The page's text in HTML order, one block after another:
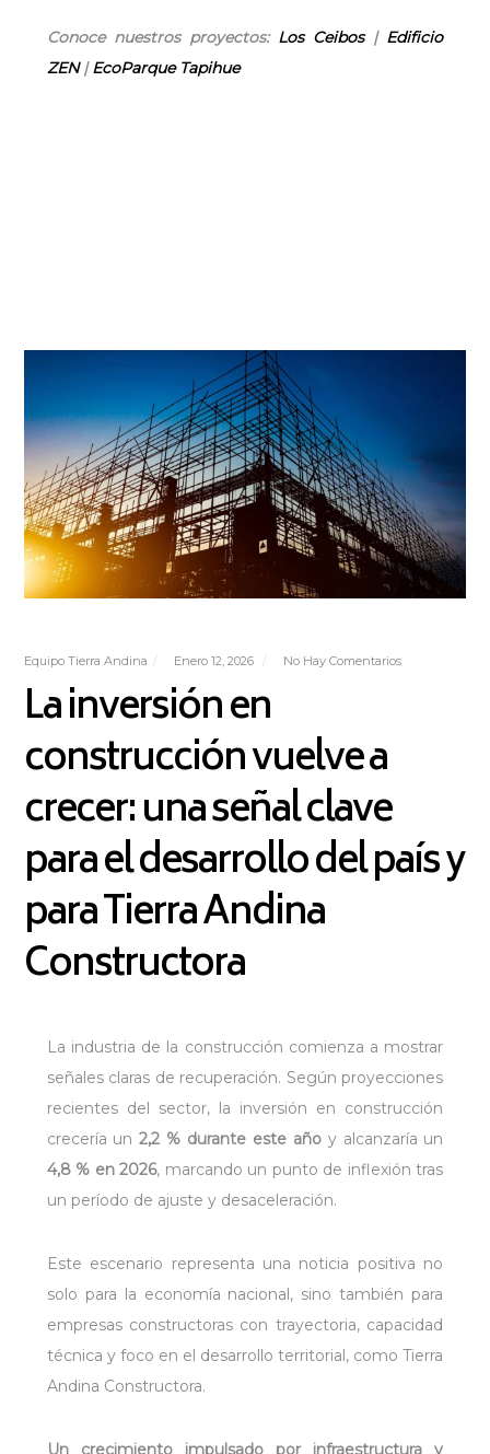
Conoce nuestros proyectos: Los Ceibos| Edificio
ZEN|EcoParque Tapihue
Equipo Tierra Andina Enero 12, 2026 No Hay Comentarios
La inversión en
construcción vuelve a
crecer: una señal clave
para el desarrollo del país y
para Tierra Andina
Constructora
La industria de la construcción comienza a mostrar
señales claras de recuperación. Según proyecciones
recientes del sector, la inversión en construcción
crecería un2,2 % durante este añoy alcanzaría un
4,8 % en 2026, marcando un punto de inflexión tras
un período de ajuste y desaceleración.
Este escenario representa una noticia positiva no
solo para la economía nacional, sino también para
empresas constructoras con trayectoria, capacidad
técnica y foco en el desarrollo territorial, como Tierra
Andina Constructora.
Un crecimiento impulsado por infraestructura y